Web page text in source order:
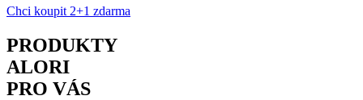
Chci koupit 2+1 zdarma
PRODUKTY
ALORI
PRO VÁS